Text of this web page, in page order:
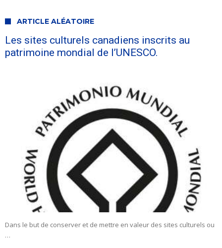
ARTICLE ALÉATOIRE
Les sites culturels canadiens inscrits au
patrimoine mondial de l’UNESCO.
Dans le but de conserver et de mettre en valeur des sites culturels ou
…